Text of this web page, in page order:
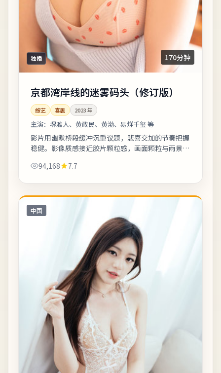
独播 170分钟
京都湾岸线的迷雾码头（修订版）
综艺 喜剧 2023年
主演： 堺雅人、黄政民、黄渤、易烊千玺 等
影片用幽默桥段缓冲沉重议题，悲喜交加的节奏把握
稳健。影像质感接近胶片颗粒感，画面颗粒与雨景结
幕后岗位致敬。《京都湾岸线的迷雾码头（...
94,168 7.7
中国